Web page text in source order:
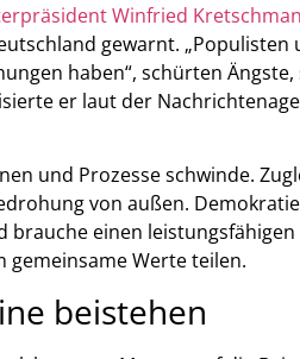
Winfried
gewarnt.
haben“, schürten
er laut der
und Prozesse schwinde.
von außen.
einen
gemeinsame Werte teilen.
beistehen